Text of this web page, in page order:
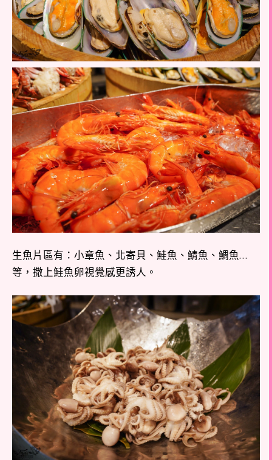
生魚片區有：小章魚、北寄貝、鮭魚、鯖魚、鯛魚…
等，撒上鮭魚卵視覺感更誘人。